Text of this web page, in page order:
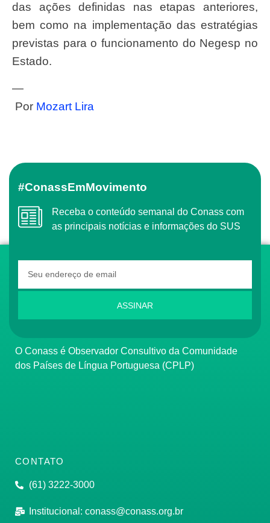
das ações definidas nas etapas anteriores,
bem como na implementação das estratégias
previstas para o funcionamento do Negesp no
Estado.
—
Por Mozart Lira
#ConassEmMovimento
Receba o conteúdo semanal do Conass com
as principais notícias e informações do SUS
ASSINAR
O Conass é Observador Consultivo da Comunidade
dos Países de Língua Portuguesa (CPLP)
CONTATO
(61) 3222-3000
Institucional: conass@conass.org.br